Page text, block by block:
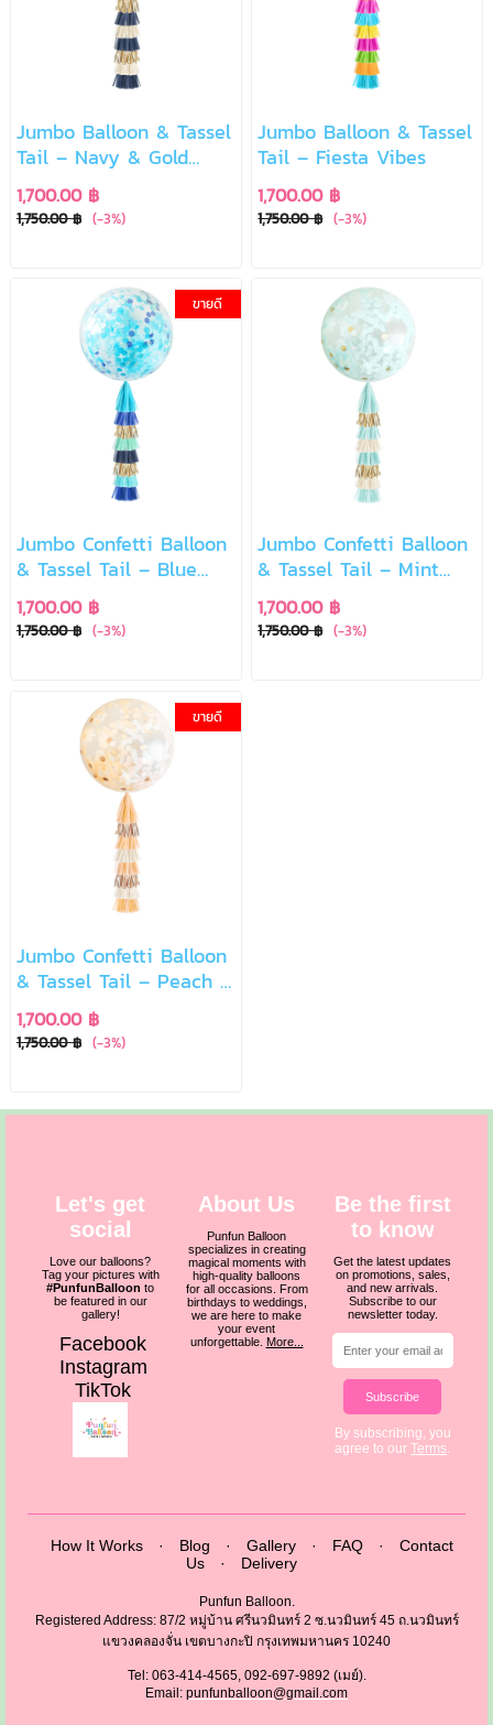
Jumbo Balloon & Tassel
Tail – Navy & Gold
Elegant
1,700.00 ฿
1,750.00 ฿ (-3%)
Jumbo Balloon & Tassel
Tail – Fiesta Vibes
1,700.00 ฿
1,750.00 ฿ (-3%)
ขายดี
Jumbo Confetti Balloon
& Tassel Tail – Blue
Party Vibes
1,700.00 ฿
1,750.00 ฿ (-3%)
Jumbo Confetti Balloon
& Tassel Tail – Mint
Gold Breeze
1,700.00 ฿
1,750.00 ฿ (-3%)
ขายดี
Jumbo Confetti Balloon
& Tassel Tail – Peach &
Rose Gold Romance
1,700.00 ฿
1,750.00 ฿ (-3%)
Let's get
social
Love our balloons?
Tag your pictures with
#PunfunBalloon to
be featured in our
gallery!
Facebook
Instagram
TikTok
About Us
Punfun Balloon
specializes in creating
magical moments with
high-quality balloons
for all occasions. From
birthdays to weddings,
we are here to make
your event
unforgettable. More...
Be the first
to know
Get the latest updates
on promotions, sales,
and new arrivals.
Subscribe to our
newsletter today.
Subscribe
By subscribing, you
agree to ourTerms
How It Works · Blog · Gallery · FAQ ·
Contact
Us
· Delivery
Punfun Balloon.
Registered Address: 87/2 หมู่บ้าน ศรีนวมินทร์ 2 ซ.นวมินทร์ 45 ถ.นวมินทร์
แขวงคลองจั่น เขตบางกะปิ กรุงเทพมหานคร 10240
Tel: 063-414-4565, 092-697-9892 (เมย์).
Email: punfunballoon@gmail.com